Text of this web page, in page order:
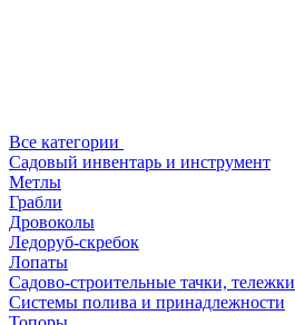
Все категории
Садовый инвентарь и инструмент
Метлы
Грабли
Дровоколы
Ледоруб-скребок
Лопаты
Садово-строительные тачки, тележки
Системы полива и принадлежности